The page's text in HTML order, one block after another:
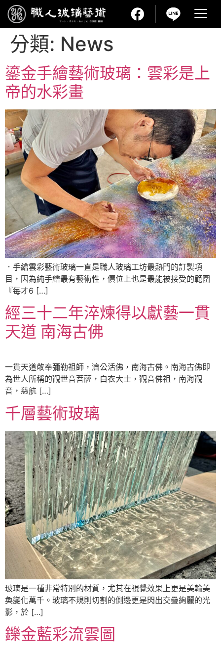
分類: News
鎏金手繪藝術玻璃：雲彩是上
帝的水彩畫
．手繪雲彩藝術玻璃一直是職人玻璃工坊最熱門的訂製項
目，因為純手繪最有藝術性，價位上也是最能被接受的範圍
『每才6 […]
經三十二年淬煉得以獻藝一貫
天道 南海古佛
一貫天道敬奉彌勒祖師，濟公活佛，南海古佛。南海古佛即
為世人所稱的觀世音菩薩，白衣大士，觀音佛祖，南海觀
音，慈航 […]
千層藝術玻璃
玻璃是一種非常特別的材質，尤其在視覺效果上更是美輪美
奐變化萬千。玻璃不規則切割的側邊更是閃出交疊絢麗的光
影，於 […]
鑠金藍彩流雲圖